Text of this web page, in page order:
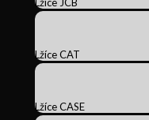
Lžíce CAT
Lžíce CASE